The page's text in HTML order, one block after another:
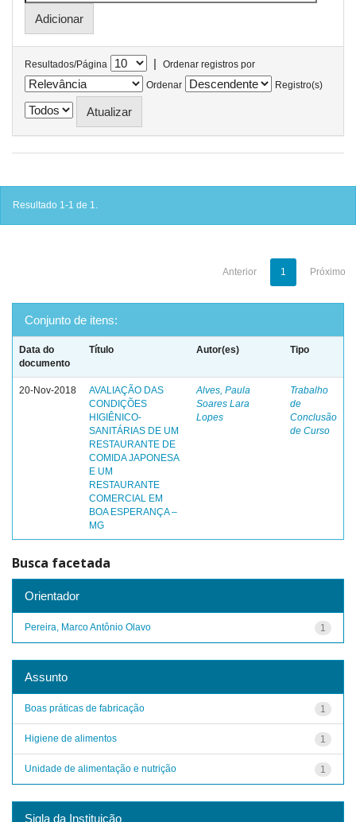
Resultados/Página |
Ordenar registros por
Ordenar
Registro(s)
Resultado 1-1 de 1.
Anterior 1 Próximo
Conjunto de itens:
Data do
documento
Título Autor(es) Tipo
20-Nov-2018
AVALIAÇÃO DAS
CONDIÇÕES
HIGIÊNICO-
SANITÁRIAS DE UM
RESTAURANTE DE
COMIDA JAPONESA
E UM
RESTAURANTE
COMERCIAL EM
BOA ESPERANÇA –
MG
Alves, Paula
Soares Lara
Lopes
Trabalho
de
Conclusão
de Curso
Busca facetada
Orientador
1
Pereira, Marco Antônio Olavo
Assunto
1
Boas práticas de fabricação
1
Higiene de alimentos
1
Unidade de alimentação e nutrição
Sigla da Instituição